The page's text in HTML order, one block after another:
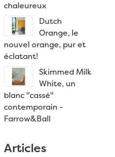
chaleureux
Dutch
Orange, le
nouvel orange, pur et
éclatant!
Skimmed Milk
White, un
blanc "cassé"
contemporain -
Farrow&Ball
Articles